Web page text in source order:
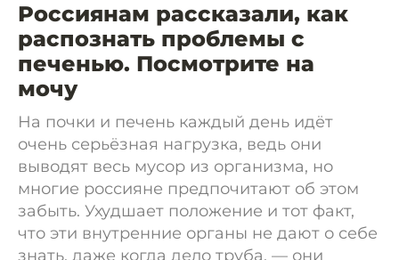
Россиянам рассказали, как
распознать проблемы с
печенью. Посмотрите на
мочу
На почки и печень каждый день идёт
очень серьёзная нагрузка, ведь они
выводят весь мусор из организма, но
многие россияне предпочитают об этом
забыть. Ухудшает положение и тот факт,
что эти внутренние органы не дают о себе
знать, даже когда дело труба, — они